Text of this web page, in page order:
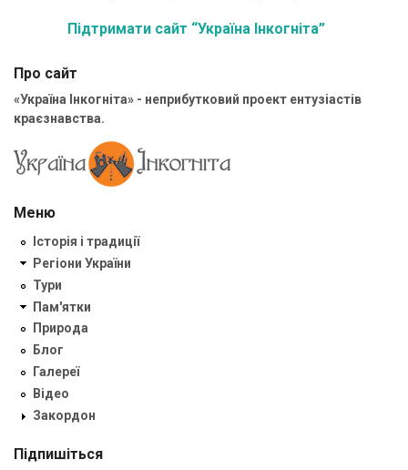
Підтримати сайт “Україна Інкогніта”
Про сайт
«Україна Інкогніта» - неприбутковий проект ентузіастів
краєзнавства.
Меню
Історія і традиції
Регіони України
Тури
Пам'ятки
Природа
Блог
Галереї
Відео
Закордон
Підпишіться